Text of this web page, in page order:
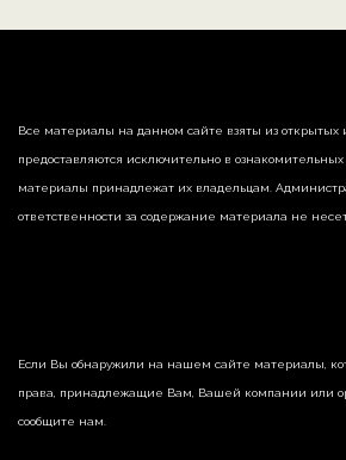
Все материалы на данном сайте взяты из открытых
предоставляются исключительно в
материалы принадлежат их владельцам.
ответственности за содержание материала не
Если Вы обнаружили на нашем сайте материалы,
права, принадлежащие Вам, Вашей компании или
сообщите нам.